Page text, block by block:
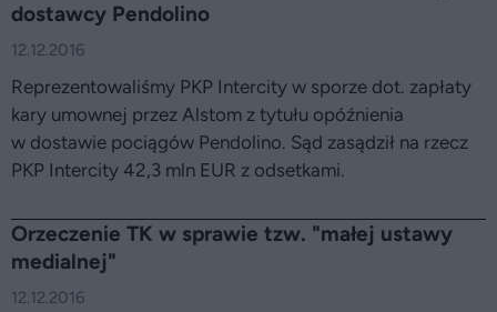
dostawcy Pendolino
12.12.2016
Reprezentowaliśmy PKP Intercity w sporze dot. zapłaty
kary umownej przez Alstom z tytułu opóźnienia
w dostawie pociągów Pendolino. Sąd zasądził na rzecz
PKP Intercity 42,3 mln EUR z odsetkami.
Orzeczenie TK w sprawie tzw. "małej ustawy
medialnej"
12.12.2016